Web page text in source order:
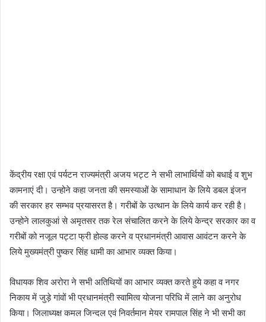
केंद्रीय रक्षा एवं पर्यटन राज्यमंत्री अजय भट्ट ने सभी लाभार्थियों को बधाई व शुभ
कामनाएं दी। उन्होने कहा जनता की समस्याओं के सामाधान के लिये डबल इंजन
की सरकार हर सम्भव प्रयासरत है। गरीबों के उत्थान के लिये कार्य कर रही है।
उन्होने लालकुआं से अमृतसर तक रेल संचालित करने के लिये केन्द्र सरकार का व
गरीबों को नजूल पट्टा फ्री होल्ड करने व प्रधानमंत्री आवास आवंटन करने के
लिये मुख्यमंत्री पुष्कर सिंह धामी का आभार व्यक्त किया।
विधायक शिव अरोरा ने सभी अतिथियों का आभार व्यक्त करते हुये कहा व नगर
निकाय में जुड़े गांवों भी प्रधानमंत्री स्वामित्व योजना परिधि में लाने का अनुरोध
किया। जिलाध्यक्ष कमल जिन्दल एवं निवर्तमान मेयर रामपाल सिंह ने भी सभी का